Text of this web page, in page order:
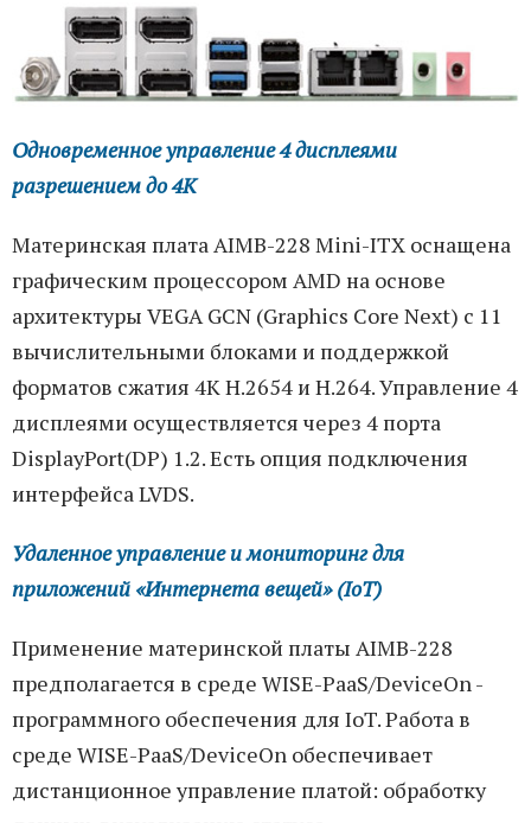
Одновременное управление 4 дисплеями
разрешением до 4К
Материнская плата AIMB-228 Mini-ITX оснащена
графическим процессором AMD на основе
архитектуры VEGA GCN (Graphics Core Next) с 11
вычислительными блоками и поддержкой
форматов сжатия 4K H.2654 и H.264. Управление 4
дисплеями осуществляется через 4 порта
DisplayPort(DP) 1.2. Есть опция подключения
интерфейса LVDS.
Удаленное управление и мониторинг для
приложений «Интернета вещей» (IoT)
Применение материнской платы AIMB-228
предполагается в среде WISE-PaaS/DeviceOn -
программного обеспечения для IoT. Работа в
среде WISE-PaaS/DeviceOn обеспечивает
дистанционное управление платой: обработку